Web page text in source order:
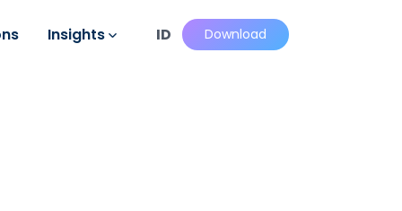
Insights ID Download